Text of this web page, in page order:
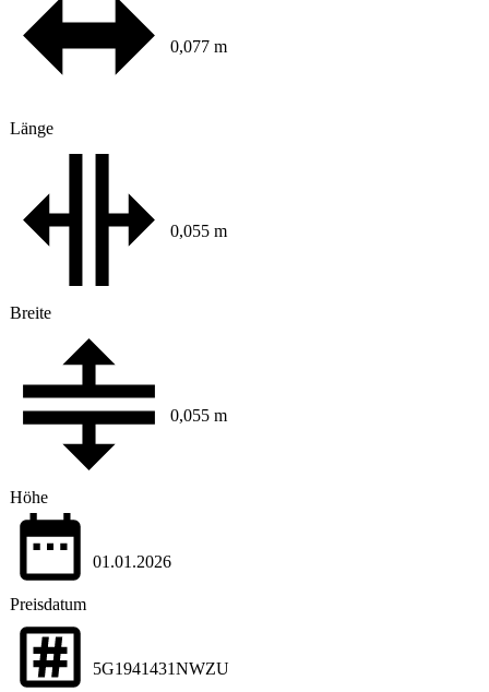
Länge
0,077 m
Breite
0,055 m
Höhe
0,055 m
Preisdatum
01.01.2026
5G1941431NWZU